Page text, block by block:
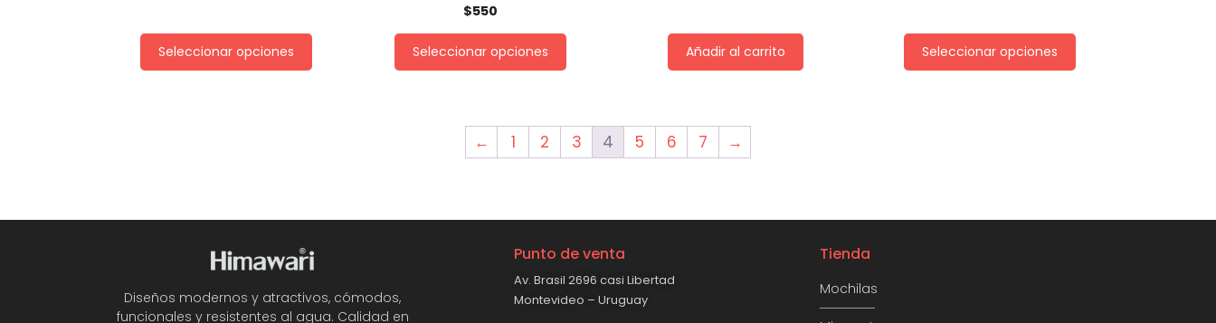
Seleccionar opciones
$550
Seleccionar opciones Añadir al carrito Seleccionar opciones
← 1 2 3 4 5 6 7 →
Diseños modernos y atractivos, cómodos,
funcionales y resistentes al agua. Calidad en
Punto de venta
Av. Brasil 2696 casi Libertad
Montevideo – Uruguay
Tienda
Mochilas